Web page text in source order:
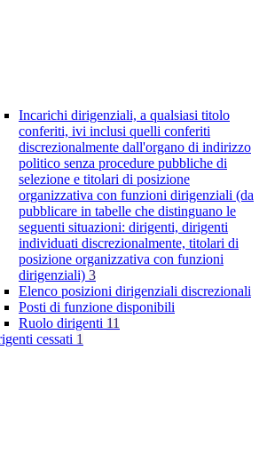
Incarichi dirigenziali, a qualsiasi titolo
conferiti, ivi inclusi quelli conferiti
discrezionalmente dall'organo di indirizzo
politico senza procedure pubbliche di
selezione e titolari di posizione
organizzativa con funzioni dirigenziali (da
pubblicare in tabelle che distinguano le
seguenti situazioni: dirigenti, dirigenti
individuati discrezionalmente, titolari di
posizione organizzativa con funzioni
dirigenziali) 3
Elenco posizioni dirigenziali discrezionali
Posti di funzione disponibili
Ruolo dirigenti 11
cessati 1